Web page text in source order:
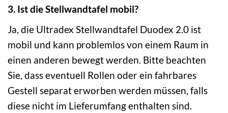
3. Ist die Stellwandtafel mobil?
Ja, die Ultradex Stellwandtafel Duodex 2.0 ist
mobil und kann problemlos von einem Raum in
einen anderen bewegt werden. Bitte beachten
Sie, dass eventuell Rollen oder ein fahrbares
Gestell separat erworben werden müssen, falls
diese nicht im Lieferumfang enthalten sind.